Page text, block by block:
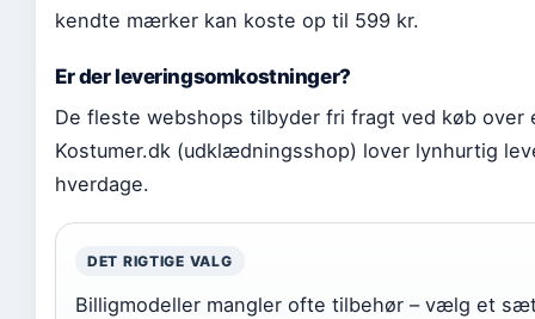
kendte mærker kan koste op til 599 kr.
Er der leveringsomkostninger?
De fleste webshops tilbyder fri fragt ved køb
Kostumer.dk (udklædningsshop) lover lynhurtig
hverdage.
DET RIGTIGE VALG
Billigmodeller mangler ofte tilbehør – vælg et